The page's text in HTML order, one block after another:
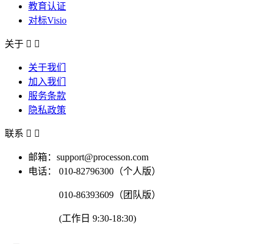
教育认证
对标Visio
关于  
关于我们
加入我们
服务条款
隐私政策
联系  
邮箱：support@processon.com
电话：
010-82796300（个人版）
010-86393609（团队版）
(工作日 9:30-18:30)